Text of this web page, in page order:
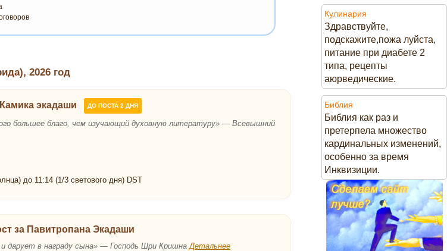
2026 год
экадаши ДО ПОСТА 2 ДНЯ
большее благо, чем изучающий духовную литературу» — Всевышний
до 11:14 (1/3 светового дня) DST
за Павитропана Экадаши
дарует в награду сына» — Господь Шри КришнаДетальнее
Кулинария
Здравствуйте,
подскажите,пожа луйста,
питание при диабете 2
типа, рецепты
аюрведические.
Библия
Библия как раз и
претерпела множество
кардинальных изменений,
особенно за время
Инквизиции.